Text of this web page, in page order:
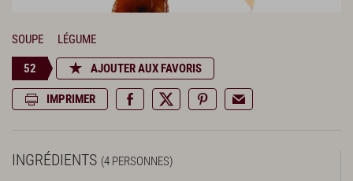
SOUPE LÉGUME
52 AJOUTER AUX FAVORIS
IMPRIMER
INGRÉDIENTS (4 PERSONNES)